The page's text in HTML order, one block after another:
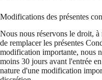
Modifications des présentes
Nous nous réservons le droit,
de remplacer les présentes
modification importante, nous
moins 30 jours avant l'entrée
nature d'une modification